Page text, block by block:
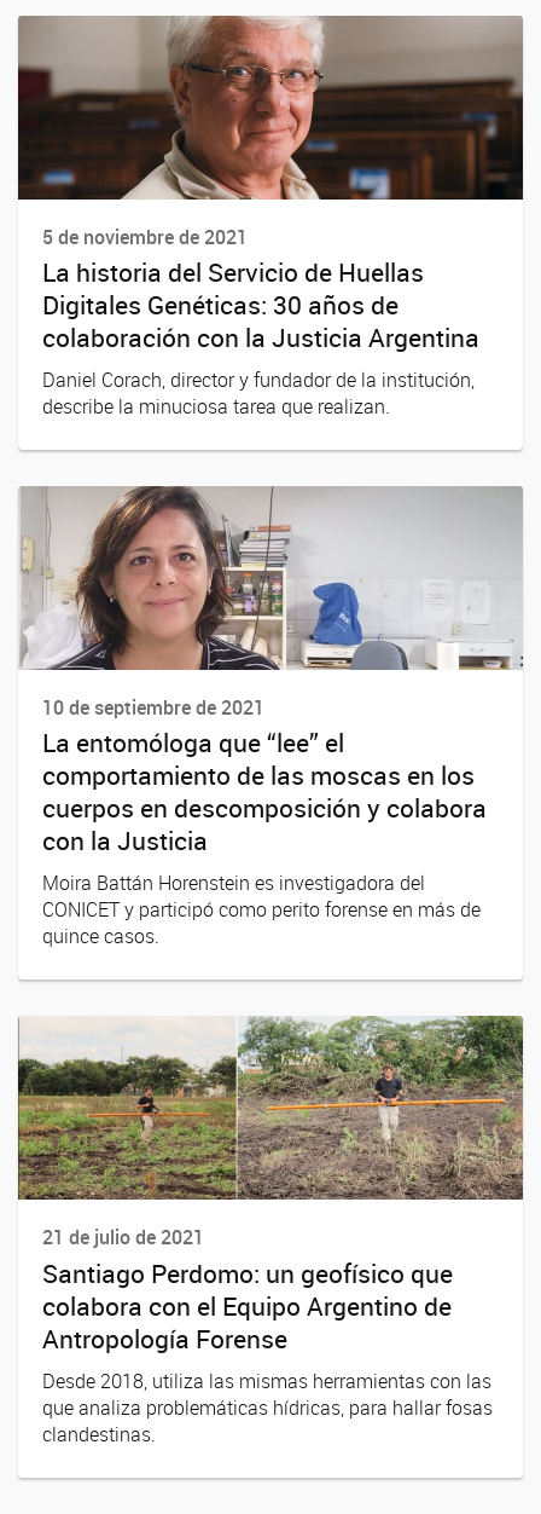
5 de noviembre de 2021
La historia del Servicio de Huellas
Digitales Genéticas: 30 años de
colaboración con la Justicia Argentina
Daniel Corach, director y fundador de la institución,
describe la minuciosa tarea que realizan.
10 de septiembre de 2021
La entomóloga que “lee” el
comportamiento de las moscas en los
cuerpos en descomposición y colabora
con la Justicia
Moira Battán Horenstein es investigadora del
CONICET y participó como perito forense en más de
quince casos.
21 de julio de 2021
Santiago Perdomo: un geofísico que
colabora con el Equipo Argentino de
Antropología Forense
Desde 2018, utiliza las mismas herramientas con las
que analiza problemáticas hídricas, para hallar fosas
clandestinas.